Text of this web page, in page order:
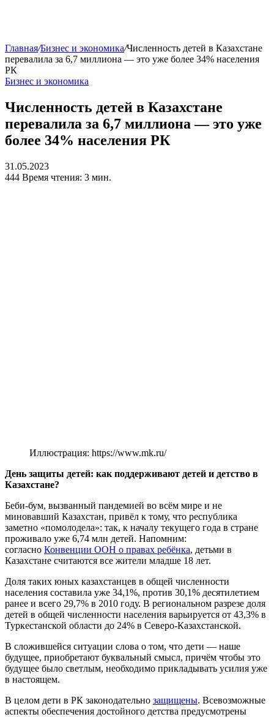
Главная/Бизнес и экономика/Численность детей в Казахстане
перевалила за 6,7 миллиона — это уже более 34% населения
РК
Бизнес и экономика
Численность детей в Казахстане
перевалила за 6,7 миллиона — это уже
более 34% населения РК
31.05.2023
444 Время чтения: 3 мин.
Иллюстрация: https://www.mk.ru/
День защиты детей: как поддерживают детей и детство в
Казахстане?
Беби-бум, вызванный пандемией во всём мире и не
миновавший Казахстан, привёл к тому, что республика
заметно «помолодела»: так, к началу текущего года в стране
проживало уже 6,74 млн детей. Напомним:
согласно Конвенции ООН о правах ребёнка, детьми в
Казахстане считаются все жители младше 18 лет.
Доля таких юных казахстанцев в общей численности
населения составила уже 34,1%, против 30,1% десятилетием
ранее и всего 29,7% в 2010 году. В региональном разрезе доля
детей в общей численности населения варьируется от 43,3% в
Туркестанской области до 24% в Северо-Казахстанской.
В сложившейся ситуации слова о том, что дети — наше
будущее, приобретают буквальный смысл, причём чтобы это
будущее было светлым, необходимо прикладывать усилия уже
в настоящем.
В целом дети в РК законодательно защищены. Всевозможные
аспекты обеспечения достойного детства предусмотрены